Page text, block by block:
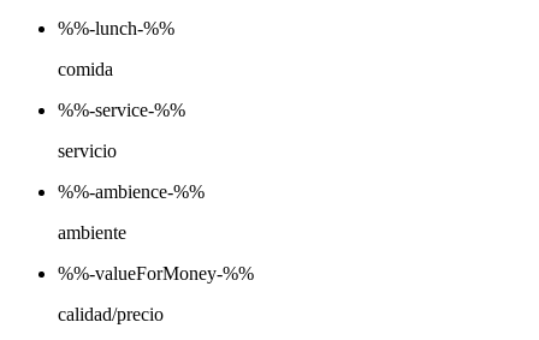
%%-lunch-%%
comida
%%-service-%%
servicio
%%-ambience-%%
ambiente
%%-valueForMoney-%%
calidad/precio